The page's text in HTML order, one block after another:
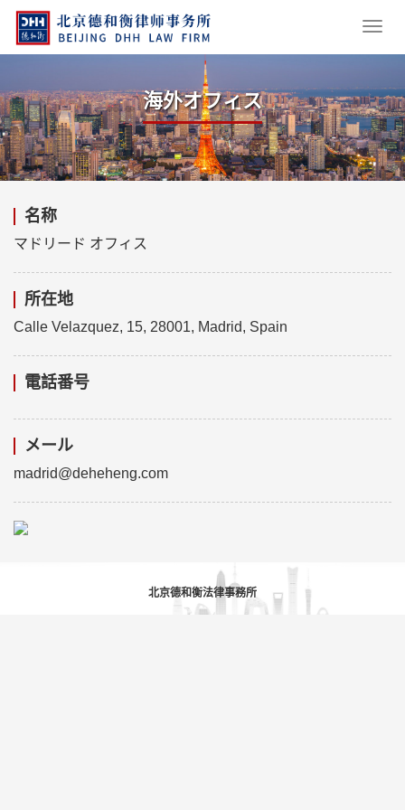
海外オフィス
名称
マドリード オフィス
所在地
Calle Velazquez, 15, 28001, Madrid, Spain
電話番号
メール
madrid@deheheng.com
北京德和衡法律事務所